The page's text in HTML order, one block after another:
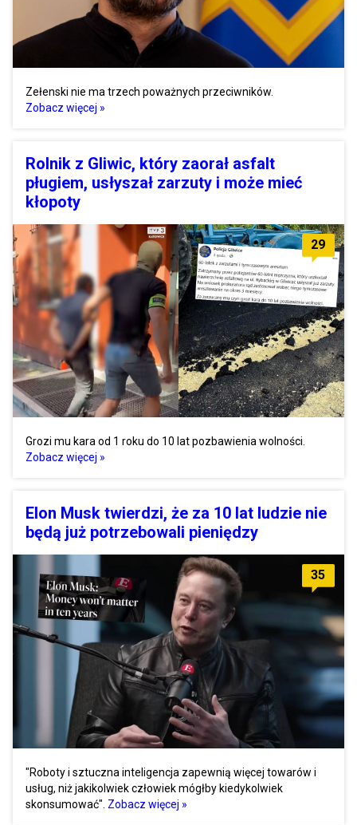
Zełenski nie ma trzech poważnych przeciwników.
Zobacz więcej »
Rolnik z Gliwic, który zaorał asfalt
pługiem, usłyszał zarzuty i może mieć
kłopoty
29
Grozi mu kara od 1 roku do 10 lat pozbawienia wolności.
Zobacz więcej »
Elon Musk twierdzi, że za 10 lat ludzie nie
będą już potrzebowali pieniędzy
35
"Roboty i sztuczna inteligencja zapewnią więcej towarów i
usług, niż jakikolwiek człowiek mógłby kiedykolwiek
skonsumować". Zobacz więcej »